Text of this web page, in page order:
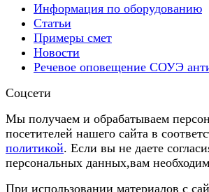
Информация по оборудованию
Статьи
Примеры смет
Новости
Речевое оповещение СОУЭ
Соцсети
Мы получаем и обрабатываем
посетителей нашего сайта в
политикой. Если вы не даете
персональных данных,вам
При использовании материалов с